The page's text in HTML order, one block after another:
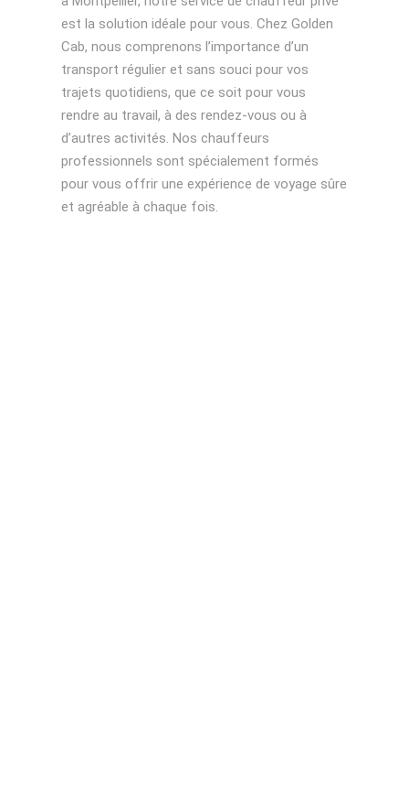
est la solution idéale pour vous. Chez Golden
Cab, nous comprenons l’importance d’un
transport régulier et sans souci pour vos
trajets quotidiens, que ce soit pour vous
rendre au travail, à des rendez-vous ou à
d’autres activités. Nos chauffeurs
professionnels sont spécialement formés
pour vous offrir une expérience de voyage sûre
et agréable à chaque fois.